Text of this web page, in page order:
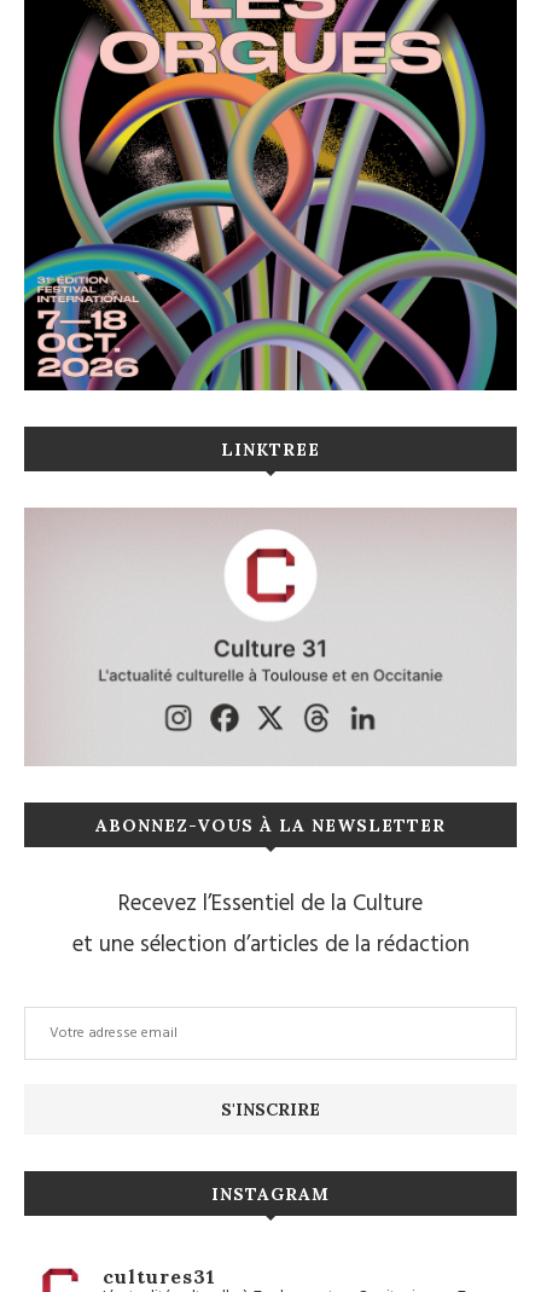
LINKTREE
ABONNEZ-VOUS À LA NEWSLETTER
Recevez l’Essentiel de la Culture
et une sélection d’articles de la rédaction
INSTAGRAM
cultures31